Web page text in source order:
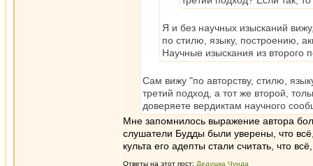
Я и без научных изысканий
по стилю, языку, построению,
Научные изыскания из второго
Сам вижу "по авторству, стилю,
третий подход, а тот же второй,
доверяете вердиктам научного
Мне запомнилось выражение автора
слушатели Будды были уверены, что
культа его адепты стали считать, что
Ответы на этот пост: Дедушка Чунда